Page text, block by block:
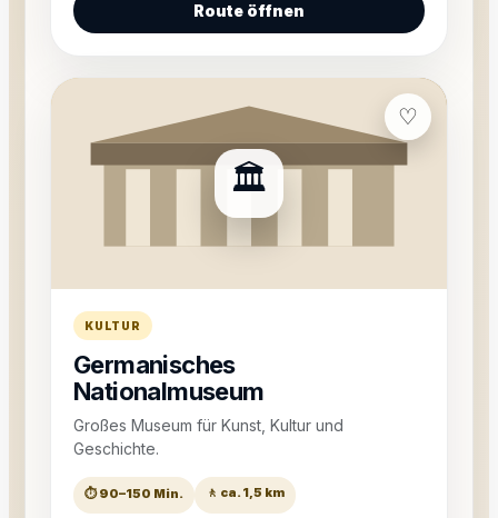
Route öffnen
🏛️
♡
KULTUR
Germanisches
Nationalmuseum
Großes Museum für Kunst, Kultur und
Geschichte.
⏱ 90–150 Min. 🚶 ca. 1,5 km